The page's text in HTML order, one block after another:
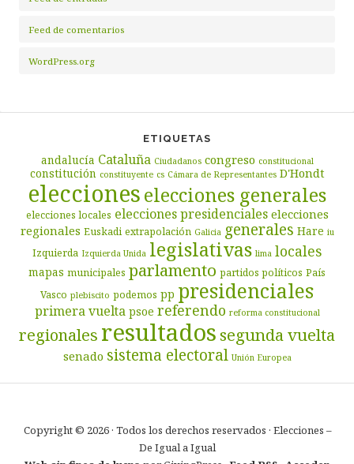
Feed de comentarios
WordPress.org
ETIQUETAS
andalucía Cataluña Ciudadanos congreso constitucional
constitución constituyente cs Cámara de Representantes D'Hondt
eleccioneselecciones generales
elecciones locales elecciones presidenciales elecciones
regionales Euskadi extrapolación Galicia generales Hare iu
Izquierda Izquierda Unida legislativas lima locales
mapas municipales parlamento partidos políticos País
Vasco plebiscito podemos pp presidenciales
primera vuelta psoe referendo reforma constitucional
regionales resultadossegunda vuelta
senado sistema electoral Unión Europea
Copyright © 2026 · Todos los derechos reservados · Elecciones –
De Igual a Igual